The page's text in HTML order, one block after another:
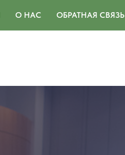
О НАС ОБРАТНАЯ СВЯЗЬ